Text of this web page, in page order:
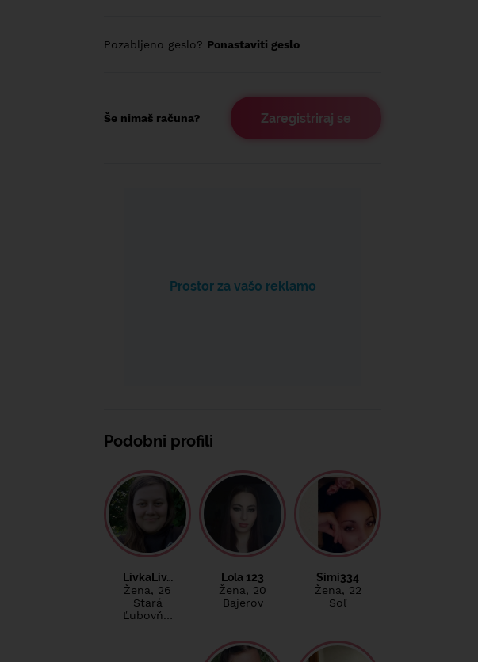
Pozabljeno geslo? Ponastaviti geslo
Še nimaš računa? Zaregistriraj se
Prostor za vašo reklamo
Podobni profili
LivkaLiv…
Žena, 26
Stará
Ľubovň…
Lola 123
Žena, 20
Bajerov
Simi334
Žena, 22
Soľ